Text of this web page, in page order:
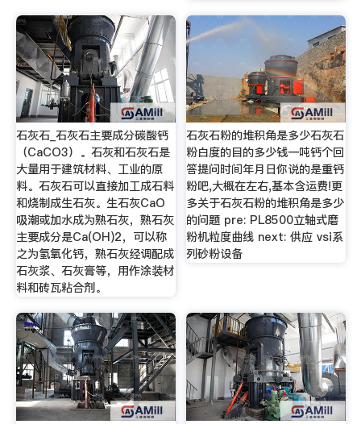
石灰石_石灰石主要成分碳酸钙
（CaCO3）。石灰和石灰石是
大量用于建筑材料、工业的原
料。石灰石可以直接加工成石料
和烧制成生石灰。生石灰CaO
吸潮或加水成为熟石灰，熟石灰
主要成分是Ca(OH)2，可以称
之为氢氧化钙，熟石灰经调配成
石灰浆、石灰膏等，用作涂装材
料和砖瓦粘合剂。
石灰石粉的堆积角是多少石灰石
粉白度的目的多少钱一吨钙个回
答提问时间年月日你说的是重钙
粉吧,大概在左右,基本含运费!更
多关于石灰石粉的堆积角是多少
的问题 pre: PL8500立轴式磨
粉机粒度曲线 next: 供应 vsi系
列砂粉设备